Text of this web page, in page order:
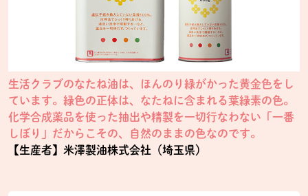
生活クラブのなたね油は、ほんのり緑がかった黄金色をし
ています。緑色の正体は、なたねに含まれる葉緑素の色。
化学合成薬品を使った抽出や精製を一切行なわない「一番
しぼり」だからこその、自然のままの色なのです。
【生産者】米澤製油株式会社（埼玉県）